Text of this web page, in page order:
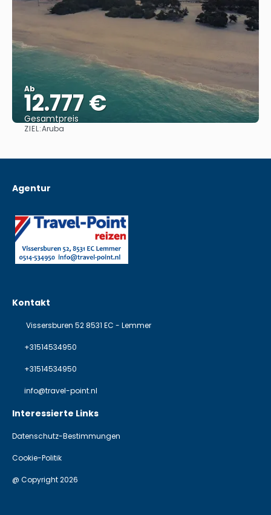
Ab
12.777 €
Gesamtpreis
ZIEL:Aruba
Agentur
Kontakt
Vissersburen 52 8531 EC - Lemmer
+31514534950
+31514534950
info@travel-point.nl
Interessierte Links
Datenschutz-Bestimmungen
Cookie-Politik
@ Copyright 2026